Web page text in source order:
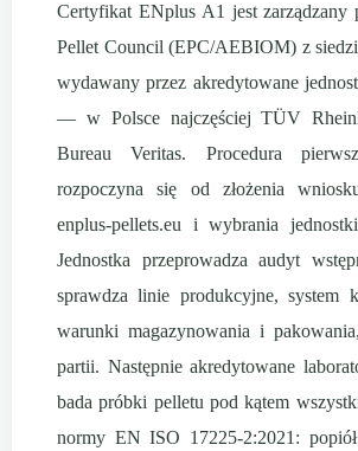
Certyfikat ENplus A1 jest zarządzany
Pellet Council (EPC/AEBIOM) z
wydawany przez akredytowane
— w Polsce najczęściej TÜV
Bureau Veritas. Procedura
rozpoczyna się od złożenia
enplus-pellets.eu i wybrania
Jednostka przeprowadza audyt
sprawdza linie produkcyjne, system
warunki magazynowania i
partii. Następnie akredytowane
bada próbki pelletu pod kątem
normy EN ISO 17225-2:2021: